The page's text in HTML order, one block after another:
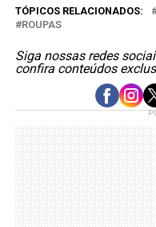
TÓPICOS RELACIONADOS:
ROUPAS
Siga nossas redes
confira conteúdos